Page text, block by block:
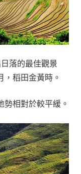
落的最佳觀景
稻田金黃時。
相對於較平緩。